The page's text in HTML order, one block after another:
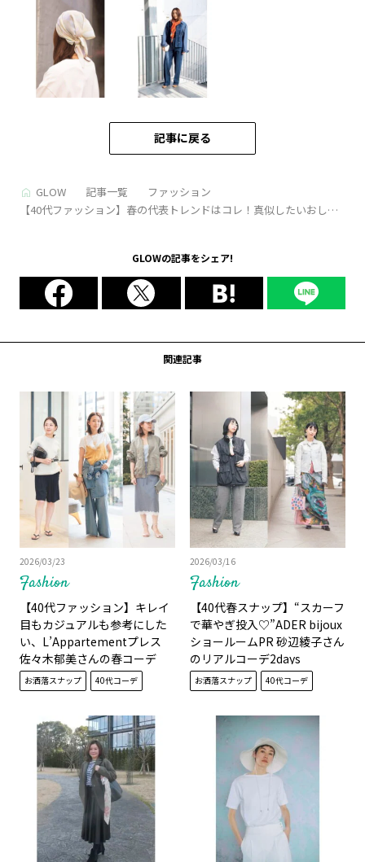
記事に戻る
GLOW 記事一覧
ファッション
【40代ファッション】春の代表トレンドはコレ！真似したいおしゃ
GLOWの記事をシェア!
関連記事
Fashion
2026/03/23
【40代ファッション】キレイ
目もカジュアルも参考にした
い、L’Appartementプレス
佐々木郁美さんの春コーデ
3daysスナップ
お洒落スナップ 40代コーデ
Fashion
2026/03/16
【40代春スナップ】“スカーフ
で華やぎ投入♡”ADER bijoux
ショールームPR 砂辺綾子さん
のリアルコーデ2days
お洒落スナップ 40代コーデ